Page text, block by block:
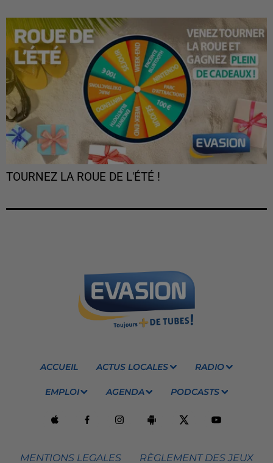
TOURNEZ LA ROUE DE L'ÉTÉ !
ACCUEIL ACTUS LOCALES RADIO
EMPLOI AGENDA PODCASTS
MENTIONS LEGALES RÈGLEMENT DES JEUX